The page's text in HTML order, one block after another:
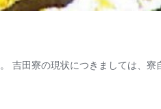
吉田寮の現状につきましては、